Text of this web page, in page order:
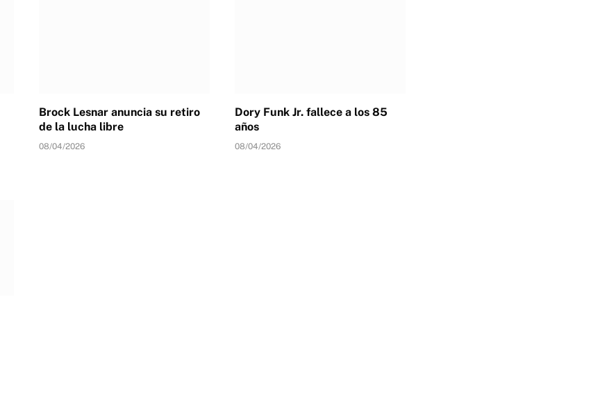
Brock Lesnar anuncia su retiro
de la lucha libre
08/04/2026
Dory Funk Jr. fallece a los 85
años
08/04/2026